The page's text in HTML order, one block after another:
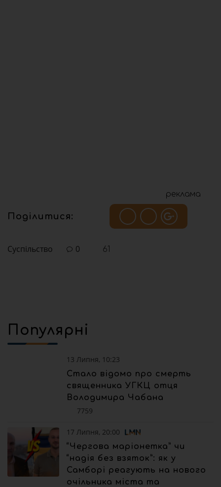
реклама
Поділитися:
Суспільство 0 61
Популярні
13 Липня, 10:23
Стало відомо про смерть
священника УГКЦ отця
Володимира Чабана
7759
17 Липня, 20:00
“Чергова маріонетка” чи
“надія без взяток”: як у
Самборі реагують на нового
очільника міста та